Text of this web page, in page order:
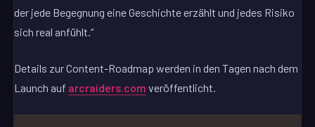
der jede Begegnung eine Geschichte erzählt und jedes Risiko
sich real anfühlt.“
Details zur Content-Roadmap werden in den Tagen nach dem
Launch auf arcraiders.com veröffentlicht.